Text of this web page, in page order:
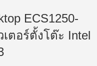
ECS1250-
ตอร์ตั้งโต๊ะ Intel